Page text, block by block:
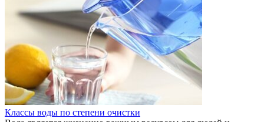
Классы воды по степени очистки